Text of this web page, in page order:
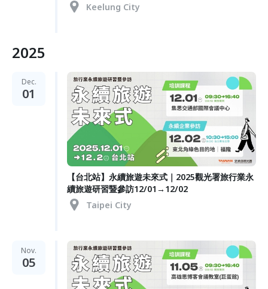
Keelung City
2025
Dec.
01
【台北站】永續旅遊未來式｜2025觀光署旅行業永
續旅遊研習暨參訪12/01→12/02
Taipei City
Nov.
05